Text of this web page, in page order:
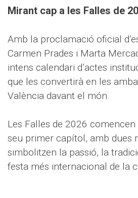
Mirant cap a les Falles de
Amb la proclamació oficial
Carmen Prades i Marta
intens calendari d’actes
que les convertirà en les
València davant el món.
Les Falles de 2026
seu primer capítol, amb dues
simbolitzen la passió, la
festa més internacional de la